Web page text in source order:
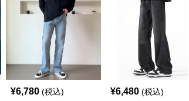
¥6,780 (税込) ¥6,480 (税込)